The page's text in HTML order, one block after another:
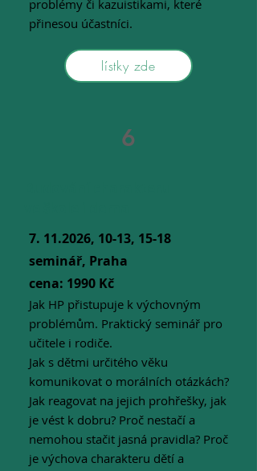
problémy či kazuistikami, které
přinesou účastníci.
lístky zde
6
7. 11.2026, 10-13, 15-18
seminář, Praha
cena: 1990 Kč
Jak HP přistupuje k výchovným
problémům. Praktický seminář pro
učitele i rodiče.
Jak s dětmi určitého věku
komunikovat o morálních otázkách?
Jak reagovat na jejich prohřešky, jak
je vést k dobru? Proč nestačí a
nemohou stačit jasná pravidla? Proč
je výchova charakteru dětí a